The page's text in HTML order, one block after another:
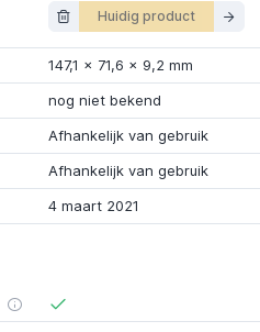
Huidig product
147,1 x 71,6 x 9,2 mm
nog niet bekend
Afhankelijk van gebruik
Afhankelijk van gebruik
4 maart 2021